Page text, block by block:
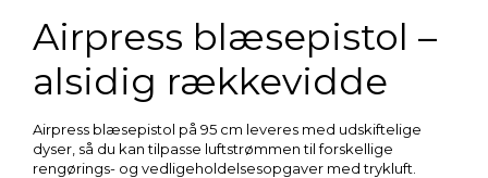
Airpress blæsepistol –
alsidig rækkevidde
Airpress blæsepistol på 95 cm leveres med udskiftelige
dyser, så du kan tilpasse luftstrømmen til forskellige
rengørings- og vedligeholdelsesopgaver med trykluft.